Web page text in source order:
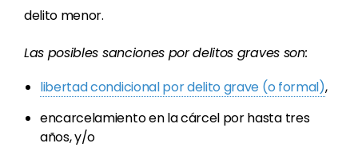
delito menor.
Las posibles sanciones por delitos graves son:
libertad condicional por delito grave (o formal),
encarcelamiento en la cárcel por hasta tres
años, y/o